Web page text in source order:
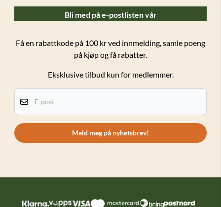
Ofte stilte spørsmål (FAQ)
Forsendelser og retur
Salgsbetingelser
Personvern
Kundeklubb
Bli med på e-postlisten vår
Få en rabattkode på 100 kr ved innmelding, samle poeng
på kjøp og få rabatter.
Eksklusive tilbud kun for medlemmer.
Meld meg på nyhetsbrev!